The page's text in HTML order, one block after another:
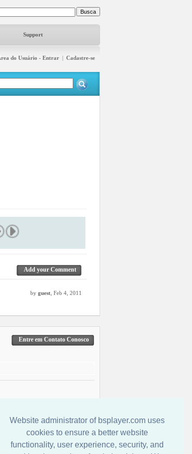
Website administrator of bsplayer.com uses
cookies to ensure a better website
functionality, user experience, security, and
Support
do Usuário - Entrar | Cadastre-se
Add your Comment
by guest , Feb 4, 2011
Entre em Contato Conosco